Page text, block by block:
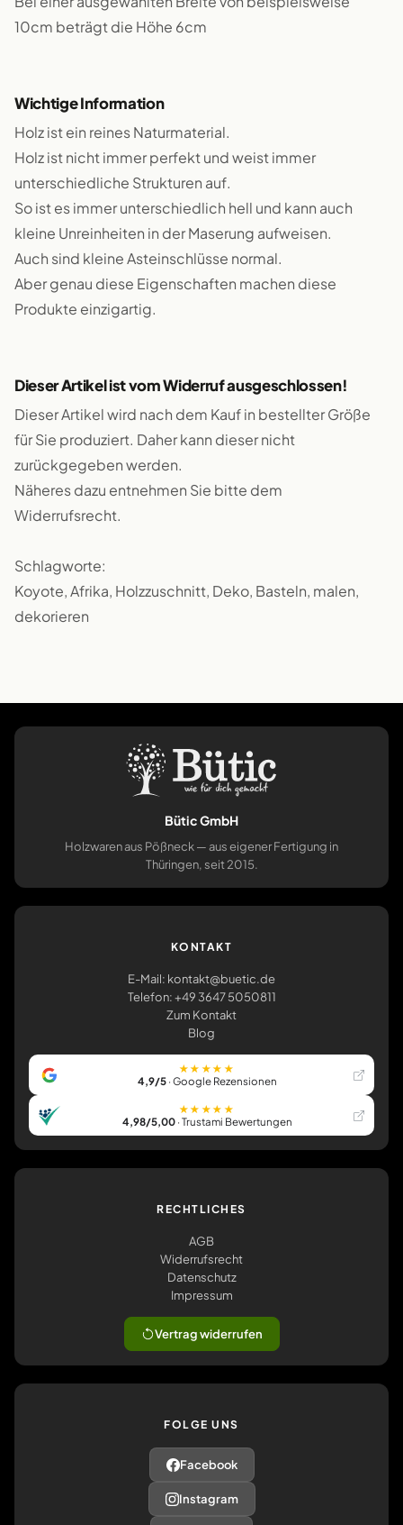
10cm beträgt die Höhe 6cm
Wichtige Information
Holz ist ein reines Naturmaterial.
Holz ist nicht immer perfekt und weist immer
unterschiedliche Strukturen auf.
So ist es immer unterschiedlich hell und kann auch
kleine Unreinheiten in der Maserung aufweisen.
Auch sind kleine Asteinschlüsse normal.
Aber genau diese Eigenschaften machen diese
Produkte einzigartig.
Dieser Artikel ist vom Widerruf ausgeschlossen!
Dieser Artikel wird nach dem Kauf in bestellter Größe
für Sie produziert. Daher kann dieser nicht
zurückgegeben werden.
Näheres dazu entnehmen Sie bitte dem
Widerrufsrecht.
Schlagworte:
Koyote, Afrika, Holzzuschnitt, Deko, Basteln, malen,
dekorieren
Bütic GmbH
Holzwaren aus Pößneck — aus eigener Fertigung in
Thüringen, seit 2015.
KONTAKT
E-Mail: kontakt@buetic.de
Telefon: +49 3647 5050811
Zum Kontakt
Blog
★★★★★
4,9/5· Google Rezensionen
★★★★★
4,98/5,00· Trustami Bewertungen
RECHTLICHES
AGB
Widerrufsrecht
Datenschutz
Impressum
Vertrag widerrufen
FOLGE UNS
Facebook
Instagram